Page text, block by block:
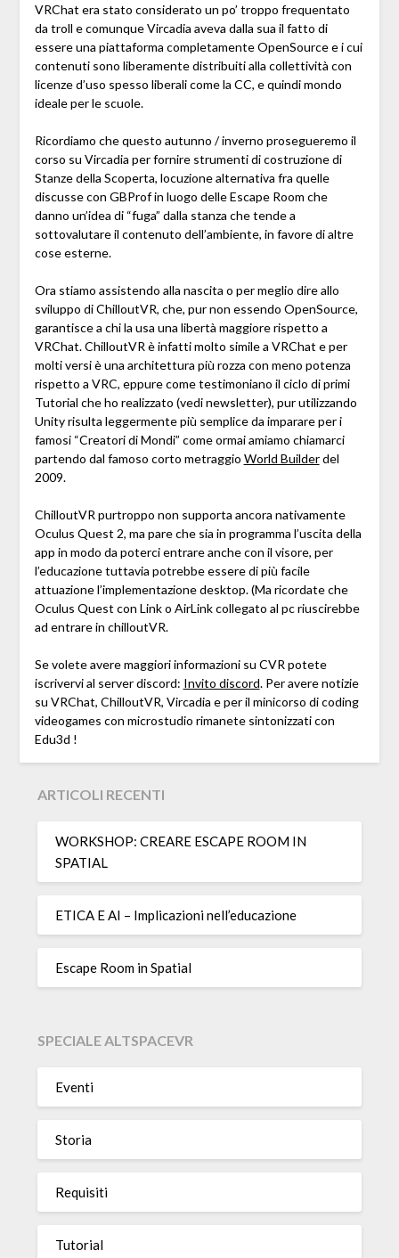
VRChat era stato considerato un po’ troppo frequentato
da troll e comunque Vircadia aveva dalla sua il fatto di
essere una piattaforma completamente OpenSource e i cui
contenuti sono liberamente distribuiti alla collettività con
licenze d’uso spesso liberali come la CC, e quindi mondo
ideale per le scuole.
Ricordiamo che questo autunno / inverno prosegueremo il
corso su Vircadia per fornire strumenti di costruzione di
Stanze della Scoperta, locuzione alternativa fra quelle
discusse con GBProf in luogo delle Escape Room che
danno un’idea di “fuga” dalla stanza che tende a
sottovalutare il contenuto dell’ambiente, in favore di altre
cose esterne.
Ora stiamo assistendo alla nascita o per meglio dire allo
sviluppo di ChilloutVR, che, pur non essendo OpenSource,
garantisce a chi la usa una libertà maggiore rispetto a
VRChat. ChilloutVR è infatti molto simile a VRChat e per
molti versi è una architettura più rozza con meno potenza
rispetto a VRC, eppure come testimoniano il ciclo di primi
Tutorial che ho realizzato (vedi newsletter), pur utilizzando
Unity risulta leggermente più semplice da imparare per i
famosi “Creatori di Mondi” come ormai amiamo chiamarci
partendo dal famoso corto metraggio World Builderdel
2009.
ChilloutVR purtroppo non supporta ancora nativamente
Oculus Quest 2, ma pare che sia in programma l’uscita della
app in modo da poterci entrare anche con il visore, per
l’educazione tuttavia potrebbe essere di più facile
attuazione l’implementazione desktop. (Ma ricordate che
Oculus Quest con Link o AirLink collegato al pc riuscirebbe
ad entrare in chilloutVR.
Se volete avere maggiori informazioni su CVR potete
iscrivervi al server discord: Invito discord. Per avere notizie
su VRChat, ChilloutVR, Vircadia e per il minicorso di coding
videogames con microstudio rimanete sintonizzati con
Edu3d !
ARTICOLI RECENTI
WORKSHOP: CREARE ESCAPE ROOM IN
SPATIAL
ETICA E AI – Implicazioni nell’educazione
Escape Room in Spatial
SPECIALE ALTSPACEVR
Eventi
Storia
Requisiti
Tutorial